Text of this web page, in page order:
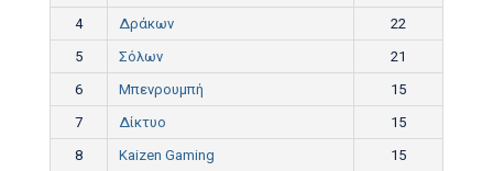
4
Δράκων
22
5
Σόλων
21
6
Μπενρουμπή
15
7
Δίκτυο
15
8
Kaizen Gaming
15